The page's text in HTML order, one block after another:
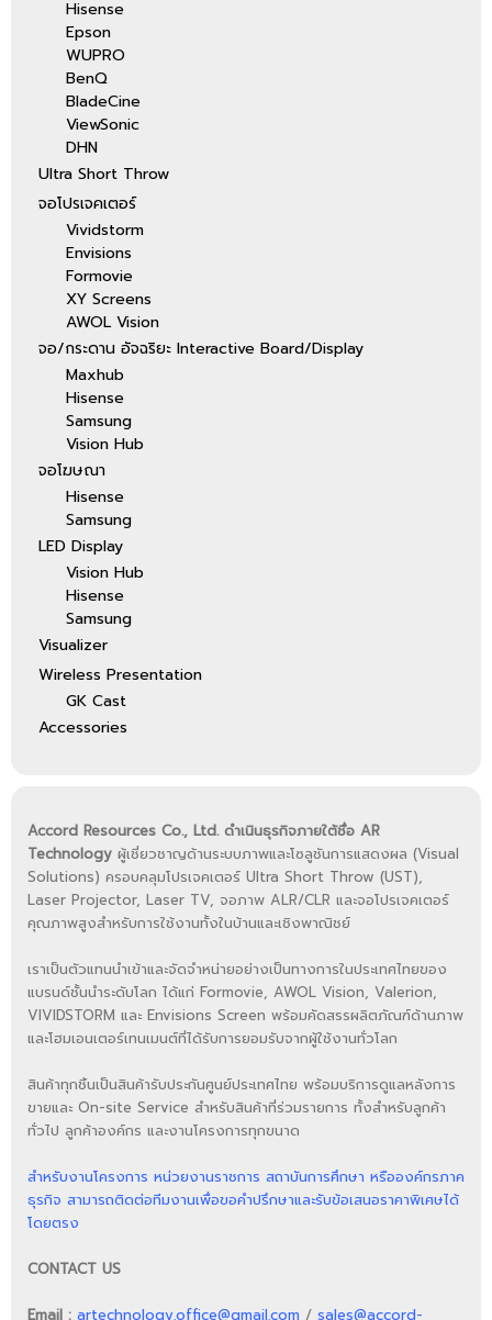
Hisense
Epson
WUPRO
BenQ
BladeCine
ViewSonic
DHN
Ultra Short Throw
จอโปรเจคเตอร์
Vividstorm
Envisions
Formovie
XY Screens
AWOL Vision
จอ/กระดาน อัจฉริยะ Interactive Board/Display
Maxhub
Hisense
Samsung
Vision Hub
จอโฆษณา
Hisense
Samsung
LED Display
Vision Hub
Hisense
Samsung
Visualizer
Wireless Presentation
GK Cast
Accessories
Accord Resources Co., Ltd. ดำเนินธุรกิจภายใต้ชื่อ AR
Technology ผู้เชี่ยวชาญด้านระบบภาพและโซลูชันการแสดงผล (Visual
Solutions) ครอบคลุมโปรเจคเตอร์ Ultra Short Throw (UST),
Laser Projector, Laser TV, จอภาพ ALR/CLR และจอโปรเจคเตอร์
คุณภาพสูงสำหรับการใช้งานทั้งในบ้านและเชิงพาณิชย์
เราเป็นตัวแทนนำเข้าและจัดจำหน่ายอย่างเป็นทางการในประเทศไทยของ
แบรนด์ชั้นนำระดับโลก ได้แก่ Formovie, AWOL Vision, Valerion,
VIVIDSTORM และ Envisions Screen พร้อมคัดสรรผลิตภัณฑ์ด้านภาพ
และโฮมเอนเตอร์เทนเมนต์ที่ได้รับการยอมรับจากผู้ใช้งานทั่วโลก
สินค้าทุกชิ้นเป็นสินค้ารับประกันศูนย์ประเทศไทย พร้อมบริการดูแลหลังการ
ขายและ On-site Service สำหรับสินค้าที่ร่วมรายการ ทั้งสำหรับลูกค้า
ทั่วไป ลูกค้าองค์กร และงานโครงการทุกขนาด
สำหรับงานโครงการ หน่วยงานราชการ สถาบันการศึกษา หรือองค์กรภาค
ธุรกิจ สามารถติดต่อทีมงานเพื่อขอคำปรึกษาและรับข้อเสนอราคาพิเศษได้
โดยตรง
CONTACT US
Email : artechnology.office@gmail.com / sales@accord-